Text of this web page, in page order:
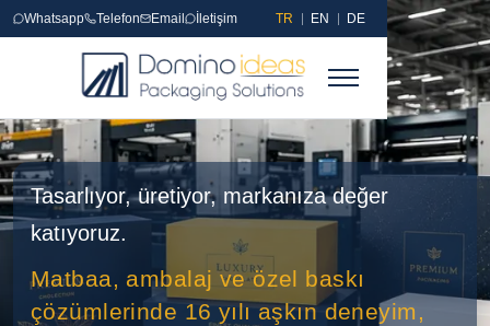
Whatsapp Telefon Email İletişim TR EN DE
Ana Sayfa
Referanslar
Matbaa Ürünleri
Tasarlıyor, üretiyor, markanıza değer
katıyoruz.
Matbaa, ambalaj ve özel baskı
çözümlerinde 16 yılı aşkın deneyim,